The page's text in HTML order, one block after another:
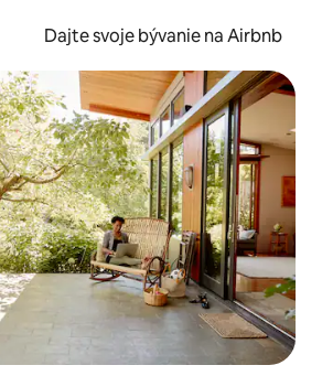
Dajte svoje bývanie na Airbnb